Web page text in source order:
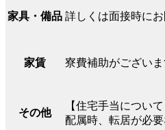
家具・備品 詳しくは面接時に
家賃 寮費補助がございま
その他
【住宅手当について
配属時、転居が必